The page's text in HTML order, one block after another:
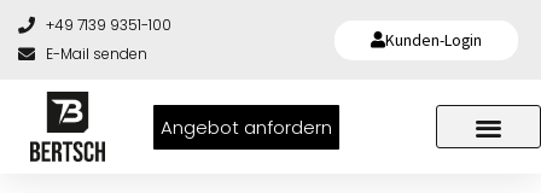
Kunden-Login
+49 7139 9351-100
E-Mail senden
Angebot anfordern